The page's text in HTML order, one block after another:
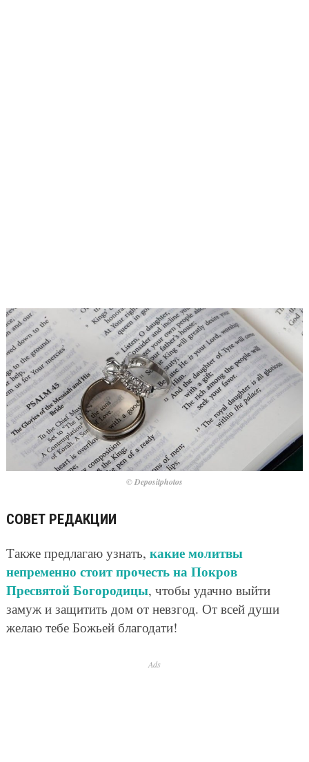
© Depositphotos
СОВЕТ РЕДАКЦИИ
Также предлагаю узнать, какие молитвы
непременно стоит прочесть на Покров
Пресвятой Богородицы, чтобы удачно выйти
замуж и защитить дом от невзгод. От всей души
желаю тебе Божьей благодати!
Ads